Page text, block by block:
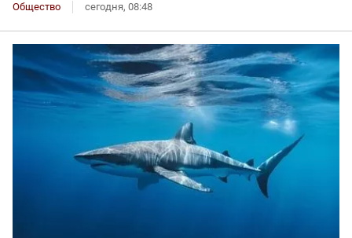
Общество сегодня, 08:48